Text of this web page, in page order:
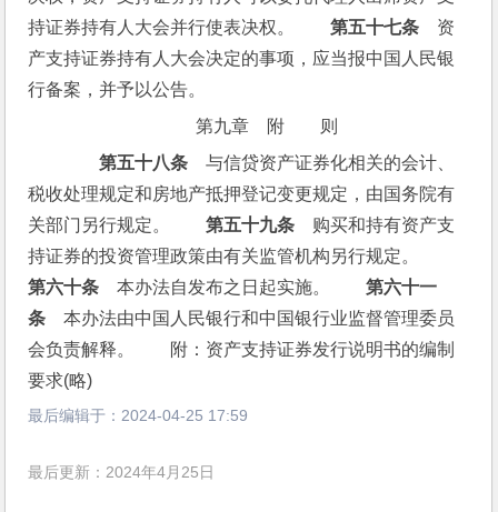
持证券持有人大会并行使表决权。 第五十七条 资
产支持证券持有人大会决定的事项，应当报中国人民银
行备案，并予以公告。
第九章　附　　则
第五十八条 与信贷资产证券化相关的会计、
税收处理规定和房地产抵押登记变更规定，由国务院有
关部门另行规定。 第五十九条 购买和持有资产支
持证券的投资管理政策由有关监管机构另行规定。
第六十条 本办法自发布之日起实施。 第六十一
条 本办法由中国人民银行和中国银行业监督管理委员
会负责解释。　　附：资产支持证券发行说明书的编制
要求(略)
最后编辑于： 2024-04-25 17:59
最后更新：2024年4月25日